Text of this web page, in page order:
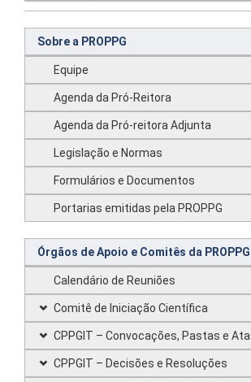
Sobre a PROPPG
Equipe
Agenda da Pró-Reitora
Agenda da Pró-reitora Adjunta
Legislação e Normas
Formulários e Documentos
Portarias emitidas pela PROPPG
Órgãos de Apoio e Comitês da PROPPG
Calendário de Reuniões
Comitê de Iniciação Científica
CPPGIT – Convocações, Pastas e
CPPGIT – Decisões e Resoluções